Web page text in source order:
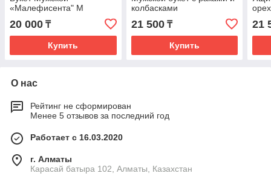
«Малефисента" М
20 000 ₸
Купить
колбасками
21 500₸
Купить
21
О нас
Рейтинг не сформирован
Менее 5 отзывов за последний год
Работает с 16.03.2020
г. Алматы
Карасай батыра 102, Алматы, Казахстан